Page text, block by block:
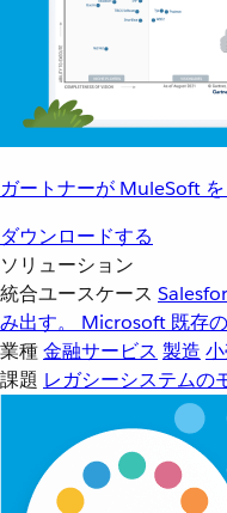
ガートナーが MuleSoft
ダウンロードする
ソリューション
統合ユースケース
み出す。
Microsoft 既存
業種金融サービス 製造
課題 レガシーシステムの